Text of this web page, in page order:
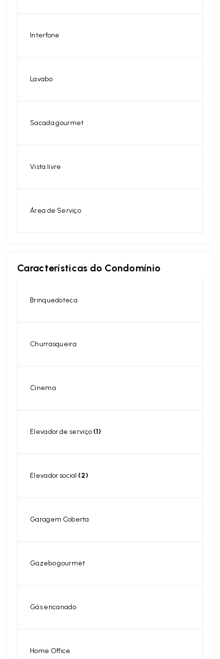
Interfone
Lavabo
Sacada gourmet
Vista livre
Área de Serviço
Características do Condomínio
Brinquedoteca
Churrasqueira
Cinema
Elevador de serviço (1)
Elevador social (2)
Garagem Coberta
Gazebo gourmet
Gás encanado
Home Office